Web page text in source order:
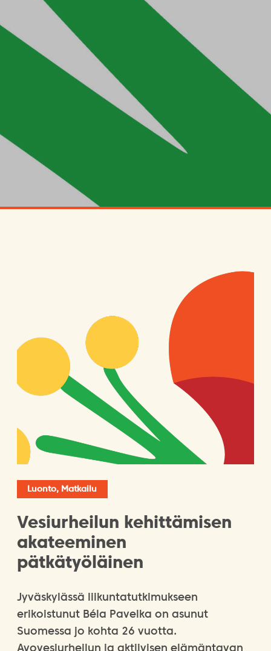
Luonto, Matkailu
Vesiurheilun kehittämisen
akateeminen
pätkätyöläinen
Jyväskylässä liikuntatutkimukseen
erikoistunut Béla Pavelka on asunut
Suomessa jo kohta 26 vuotta.